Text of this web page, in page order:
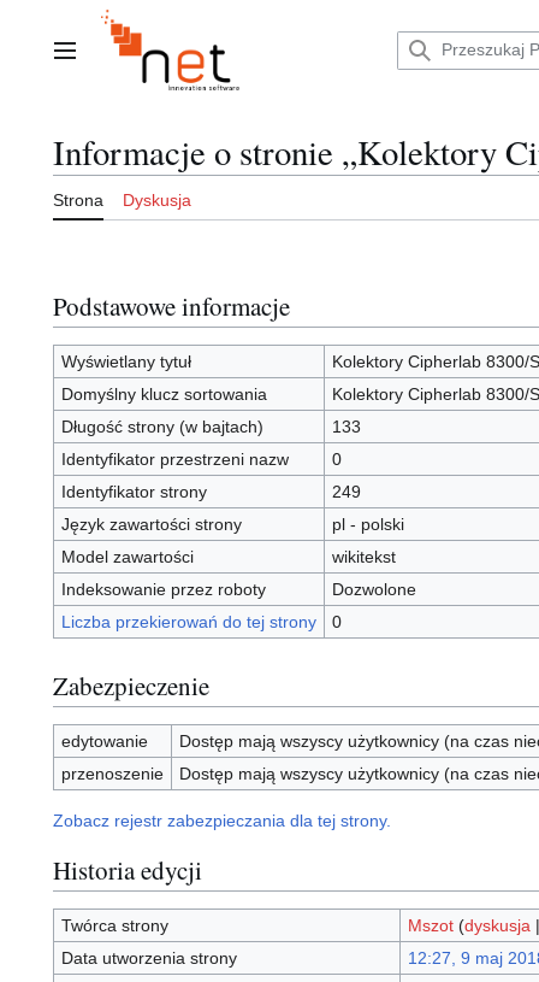
zawartościMenu główne
Informacje o stronie „Kolektory
Strona Dyskusja
Podstawowe informacje
Wyświetlany tytuł
Kolektory Cipherlab 8300/
Domyślny klucz sortowania
Kolektory Cipherlab 8300/
Długość strony (w bajtach)
133
Identyfikator przestrzeni nazw
0
Identyfikator strony
249
Język zawartości strony
pl - polski
Model zawartości
wikitekst
Indeksowanie przez roboty
Dozwolone
Liczba przekierowań do tej strony
0
Zabezpieczenie
edytowanie
Dostęp mają wszyscy użytkownicy (na czas
przenoszenie
Dostęp mają wszyscy użytkownicy (na czas
Zobacz rejestr zabezpieczania dla tej strony.
Historia edycji
Twórca strony Mszot (dyskusja
Data utworzenia strony
12:27, 9 maj